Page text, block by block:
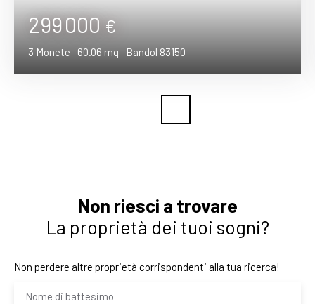
299 000€
3 Monete 60.06 mq Bandol 83150
Non riesci a trovare
La proprietà dei tuoi sogni?
Non perdere altre proprietà corrispondenti alla tua ricerca!
Nome di battesimo